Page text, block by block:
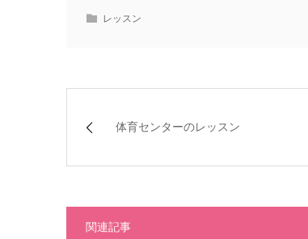
レッスン
体育センターのレッスン
関連記事